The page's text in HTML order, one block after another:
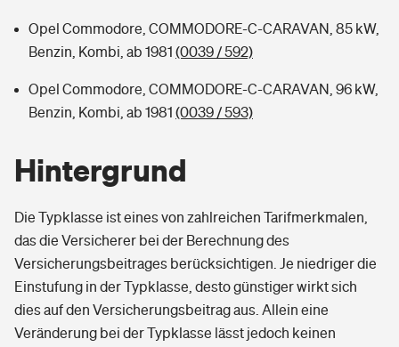
Opel Commodore, COMMODORE-C-CARAVAN, 85 kW,
Benzin, Kombi, ab 1981 (0039 / 592)
Opel Commodore, COMMODORE-C-CARAVAN, 96 kW,
Benzin, Kombi, ab 1981 (0039 / 593)
Hintergrund
Die Typklasse ist eines von zahlreichen Tarifmerkmalen,
das die Versicherer bei der Berechnung des
Versicherungsbeitrages berücksichtigen. Je niedriger die
Einstufung in der Typklasse, desto günstiger wirkt sich
dies auf den Versicherungsbeitrag aus. Allein eine
Veränderung bei der Typklasse lässt jedoch keinen